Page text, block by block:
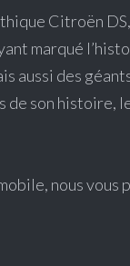
Citroën
marqué
aussi des
son histoire,
nous